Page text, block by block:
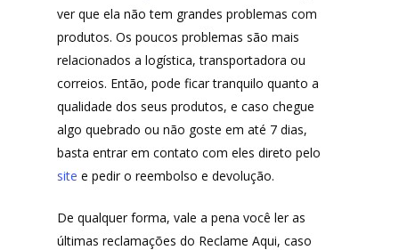
ver que ela não tem grandes problemas com
produtos. Os poucos problemas são mais
relacionados a logística, transportadora ou
correios. Então, pode ficar tranquilo quanto a
qualidade dos seus produtos, e caso chegue
algo quebrado ou não goste em até 7 dias,
basta entrar em contato com eles direto pelo
site e pedir o reembolso e devolução.
De qualquer forma, vale a pena você ler as
últimas reclamações do Reclame Aqui, caso